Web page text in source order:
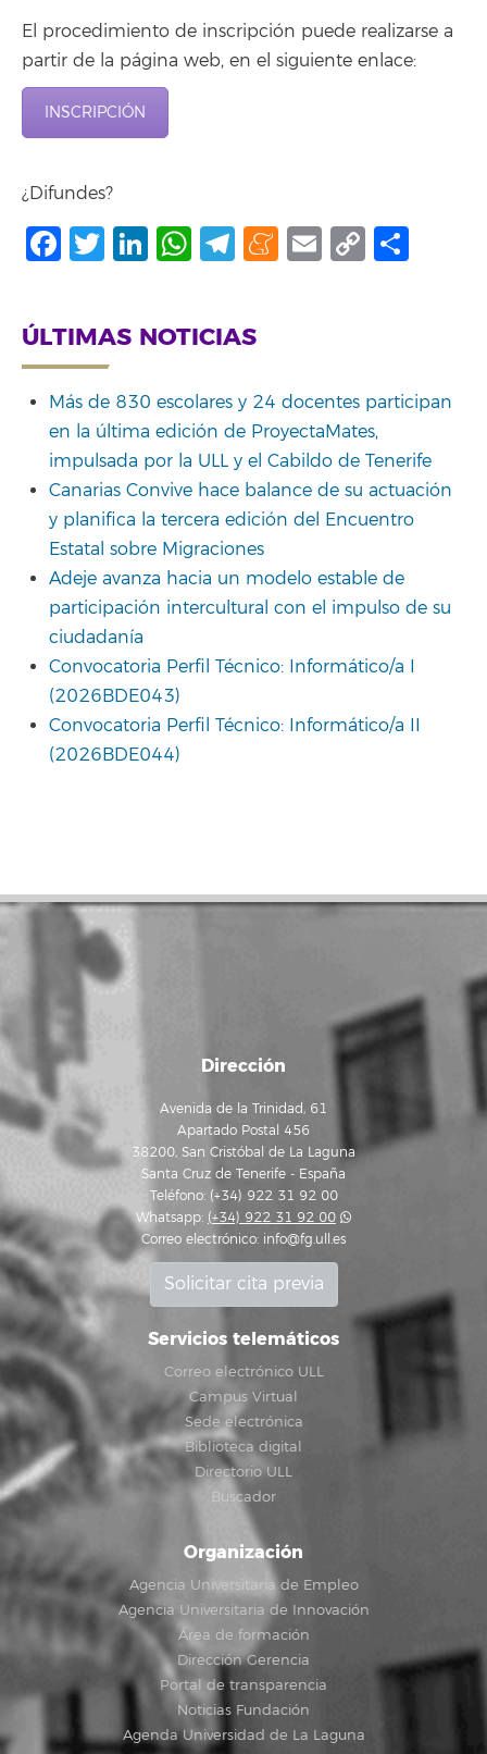
El procedimiento de inscripción puede realizarse a
partir de la página web, en el siguiente enlace:
INSCRIPCIÓN
¿Difundes?
Facebook
Twitter
LinkedIn
WhatsApp
Telegram
Meneame
Email
Copy
ÚLTIMAS NOTICIAS
Más de 830 escolares y 24 docentes participan
en la última edición de ProyectaMates,
impulsada por la ULL y el Cabildo de Tenerife
Canarias Convive hace balance de su actuación
y planifica la tercera edición del Encuentro
Estatal sobre Migraciones
Adeje avanza hacia un modelo estable de
participación intercultural con el impulso de su
ciudadanía
Convocatoria Perfil Técnico: Informático/a I
(2026BDE043)
Convocatoria Perfil Técnico: Informático/a II
(2026BDE044)
Dirección
Avenida de la Trinidad, 61
Apartado Postal 456
38200, San Cristóbal de La Laguna
Santa Cruz de Tenerife - España
Teléfono: (+34) 922 31 92 00
Whatsapp: (+34) 922 31 92 00
Correo electrónico: info@fg.ull.es
Solicitar cita previa
Servicios telemáticos
Correo electrónico ULL
Campus Virtual
Sede electrónica
Biblioteca digital
Directorio ULL
Buscador
Organización
Agencia Universitaria de Empleo
Agencia Universitaria de Innovación
Área de formación
Dirección Gerencia
Portal de transparencia
Noticias Fundación
Agenda Universidad de La Laguna